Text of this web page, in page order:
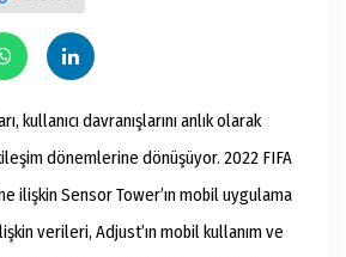
kullanıcı davranışlarını anlık olarak
dönemlerine dönüşüyor. 2022 FIFA
ilişkin Sensor Tower’ın mobil uygulama
verileri, Adjust’ın mobil kullanım ve